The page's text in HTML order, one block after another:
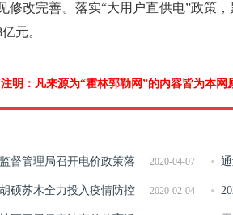
修改完善。落实“大用户直供电”政策
元。
明：凡来源为“霍林郭勒网”的内容皆为本
2020-04-07
督管理局召开电价政策落
生
2020-02-04
硕苏木全力投入疫情防控